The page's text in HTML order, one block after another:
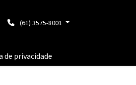
(61) 3575-8001
de privacidade